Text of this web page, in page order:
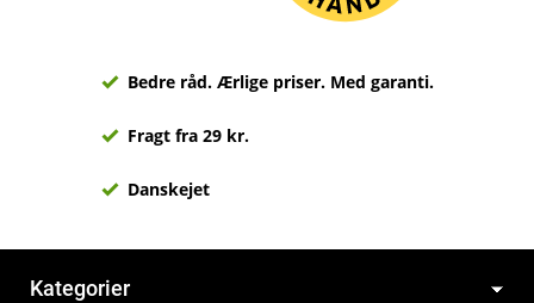
Bedre råd. Ærlige priser. Med garanti.
Fragt fra 29 kr.
Danskejet
Kategorier